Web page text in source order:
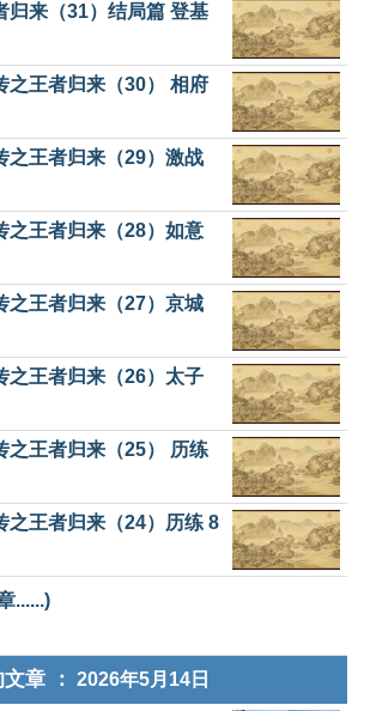
归来（31）结局篇 登基
之王者归来（30） 相府
之王者归来（29）激战
之王者归来（28）如意
之王者归来（27）京城
之王者归来（26）太子
之王者归来（25） 历练
之王者归来（24）历练 8
......)
章 ： 2026年5月14日